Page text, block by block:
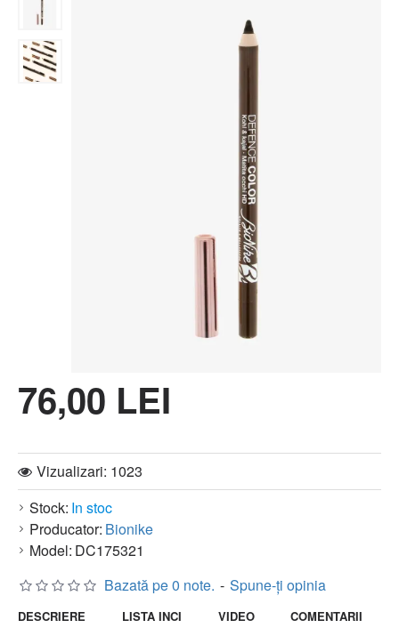
Stock: In stoc
Producator: Bionike
Model: DC175321
Vizualizari: 1023
Bazată pe 0 note. - Spune-ţi opinia
76,00 LEI
DESCRIERE LISTA INCI VIDEO COMENTARII